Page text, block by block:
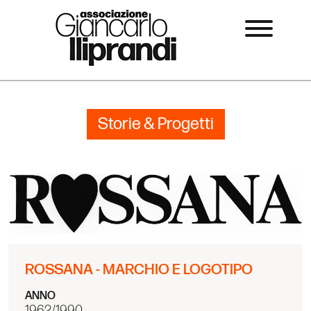
Storie & Progetti
ROSSANA - MARCHIO E LOGOTIPO
ANNO